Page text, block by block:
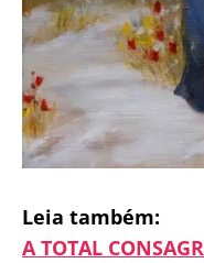
Leia também:
A TOTAL